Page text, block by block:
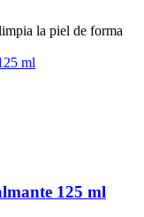
la piel de forma
125 ml